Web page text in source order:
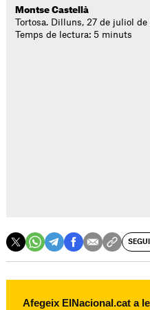
Montse Castellà
Tortosa. Dilluns, 27 de juliol
Temps de lectura: 5 minuts
Afegeix ElNacional.cat a